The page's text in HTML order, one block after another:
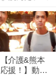
【介護&熊本
応援！】動き